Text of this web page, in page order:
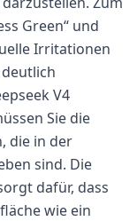
Green“ und
Irritationen
V4
Sie die
die in der
sind. Die
dafür, dass
wie ein